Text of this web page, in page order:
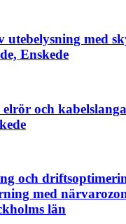
utebelysning med
Enskede
och
och
med
län